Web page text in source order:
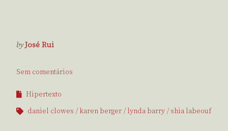
byJosé Rui
Sem comentários
Hipertexto
daniel clowes
karen berger lynda barry shia labeouf